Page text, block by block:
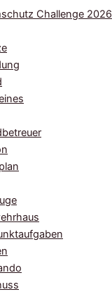
Challenge 2026